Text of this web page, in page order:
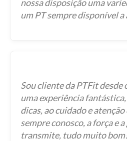
nossa disposição uma
um PT sempre disponível
Sou cliente da PTFit desde
uma experiência
dicas, ao cuidado e
sempre conosco, a força e
transmite, tudo muito